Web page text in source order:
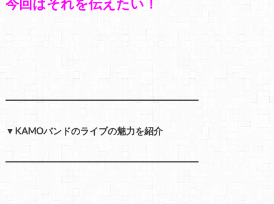
今回はそれを伝えたい！
━━━━━━━━━━━━━━━━━━━━━
▼KAMOバンドのライブの魅力を紹介
━━━━━━━━━━━━━━━━━━━━━